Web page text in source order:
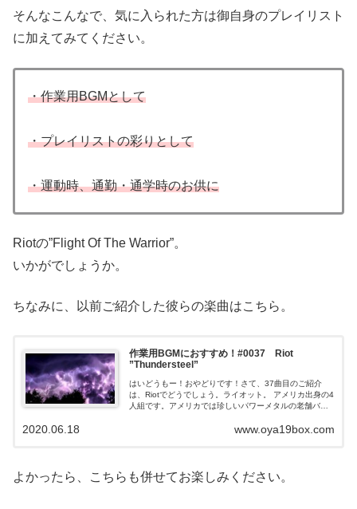
そんなこんなで、気に入られた方は御自身のプレイリスト
に加えてみてください。
・作業用BGMとして
・プレイリストの彩りとして
・運動時、通勤・通学時のお供に
Riotの”Flight Of The Warrior”。
いかがでしょうか。
ちなみに、以前ご紹介した彼らの楽曲はこちら。
作業用BGMにおすすめ！#0037 Riot
”Thundersteel”
はいどうもー！おやどりです！さて、37曲目のご紹介
は、Riotでどうでしょう。ライオット。 アメリカ出身の4
人組です。アメリカでは珍しいパワーメタルの老舗バン
www.oya19box.com
2020.06.18
よかったら、こちらも併せてお楽しみください。